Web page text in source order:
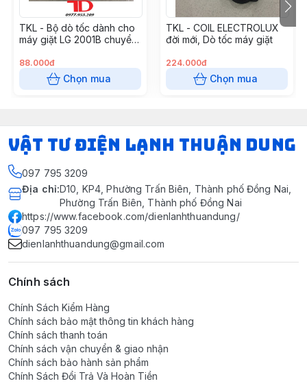
TKL - Bộ dò tốc dành cho
máy giặt LG 2001B chuyển
88.000đ
Chọn mua
TKL - COIL ELECTROLUX
đời mới, Dò tốc máy giặt
224.000đ
Chọn mua
VẬT TƯ ĐIỆN LẠNH THUẬN DUNG
097 795 3209
Địa chỉ:D10, KP4, Phường Trấn Biên, Thành phố Đồng Nai,
Phường Trấn Biên, Thành phố Đồng Nai
https://www.facebook.com/dienlanhthuandung/
097 795 3209
dienlanhthuandung@gmail.com
Chính sách
Chính Sách Kiểm Hàng
Chính sách bảo mật thông tin khách hàng
Chính sách thanh toán
Chính sách vận chuyển & giao nhận
Chính sách bảo hành sản phẩm
Chính Sách Đổi Trả Và Hoàn Tiền